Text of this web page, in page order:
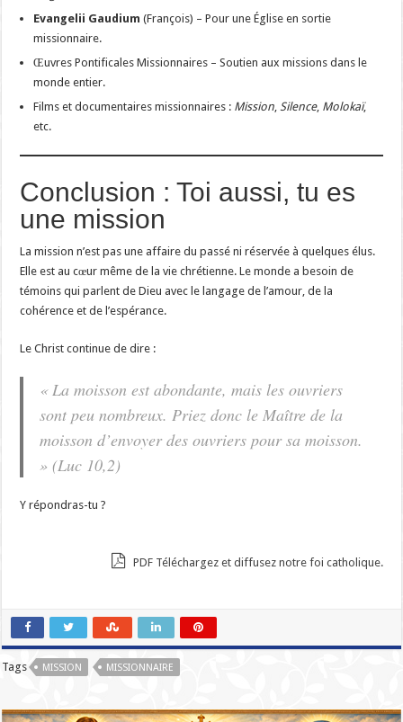
Evangelii Gaudium (François) – Pour une Église en sortie
missionnaire.
Œuvres Pontificales Missionnaires – Soutien aux missions dans le
monde entier.
Films et documentaires missionnaires : Mission,Silence, Molokaï,
etc.
Conclusion : Toi aussi, tu es
une mission
La mission n’est pas une affaire du passé ni réservée à quelques élus.
Elle est au cœur même de la vie chrétienne. Le monde a besoin de
témoins qui parlent de Dieu avec le langage de l’amour, de la
cohérence et de l’espérance.
Le Christ continue de dire :
« La moisson est abondante, mais les ouvriers
sont peu nombreux. Priez donc le Maître de la
moisson d’envoyer des ouvriers pour sa moisson.
» (Luc 10,2)
Y répondras-tu ?
PDF Téléchargez et diffusez notre foi catholique.
Tags MISSION MISSIONNAIRE